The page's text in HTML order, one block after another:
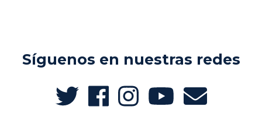
Síguenos en nuestras redes